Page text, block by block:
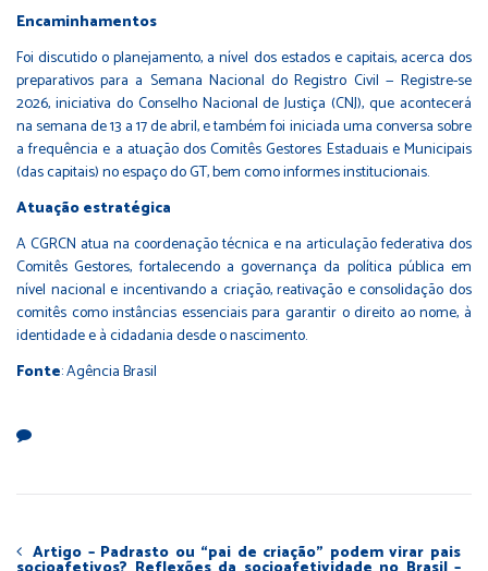
Encaminhamentos
Foi discutido o planejamento, a nível dos estados e capitais, acerca dos
preparativos para a Semana Nacional do Registro Civil — Registre-se
2026, iniciativa do Conselho Nacional de Justiça (CNJ), que acontecerá
na semana de 13 a 17 de abril, e também foi iniciada uma conversa sobre
a frequência e a atuação dos Comitês Gestores Estaduais e Municipais
(das capitais) no espaço do GT, bem como informes institucionais.
Atuação estratégica
A CGRCN atua na coordenação técnica e na articulação federativa dos
Comitês Gestores, fortalecendo a governança da política pública em
nível nacional e incentivando a criação, reativação e consolidação dos
comitês como instâncias essenciais para garantir o direito ao nome, à
identidade e à cidadania desde o nascimento.
Fonte: Agência Brasil
Artigo – Padrasto ou “pai de criação” podem virar pais